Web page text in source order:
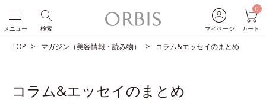
マイページ
0
カート
検索
メニュー
TOP マガジン（美容情報・読み物） コラム&エッセイのまとめ
コラム&エッセイのまとめ